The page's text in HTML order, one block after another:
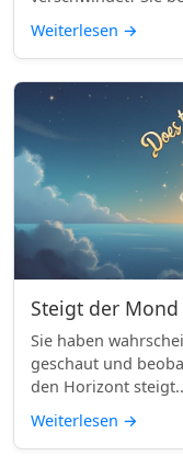
Weiterlesen →
Steigt der
Sie haben
geschaut und
den Horizont
Weiterlesen →